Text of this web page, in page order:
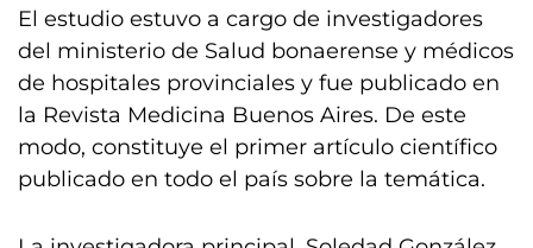
El estudio estuvo a cargo de investigadores
del ministerio de Salud bonaerense y médicos
de hospitales provinciales y fue publicado en
la Revista Medicina Buenos Aires. De este
modo, constituye el primer artículo científico
publicado en todo el país sobre la temática.